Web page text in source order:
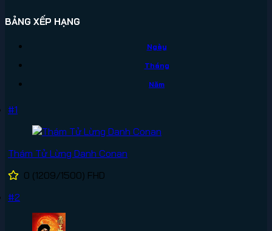
BẢNG XẾP HẠNG
Ngày
Tháng
Năm
#1
Thám Tử Lừng Danh Conan
0 (1209/1500) FHD
#2